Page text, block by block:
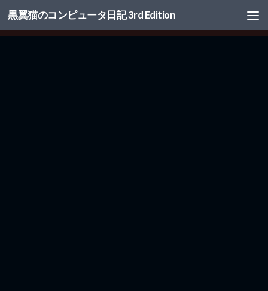
コンテンツへスキップ
黒翼猫のコンピュータ日記 3rd Edition